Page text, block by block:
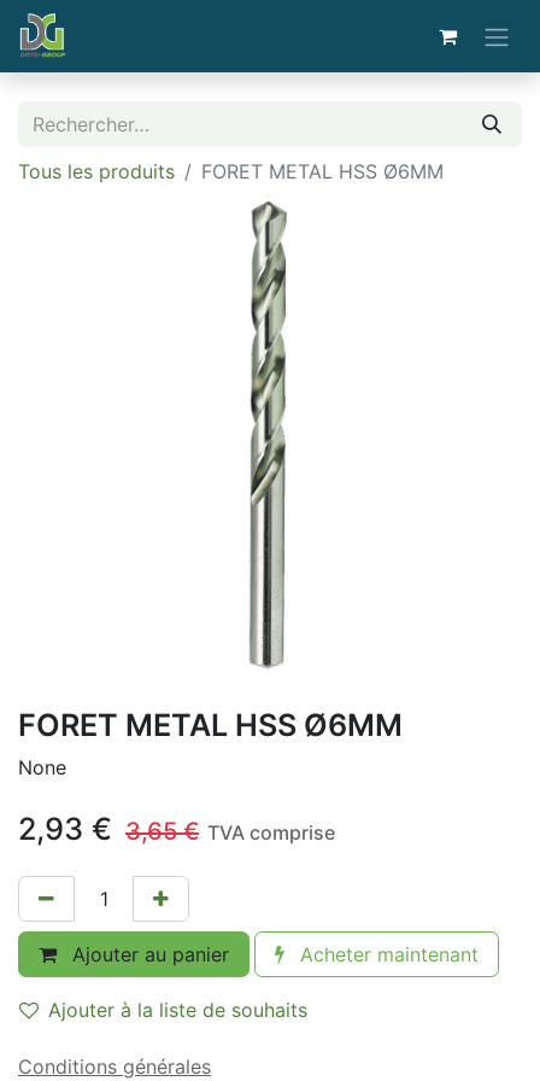
Tous les produits FORET METAL HSS Ø6MM
FORET METAL HSS Ø6MM
None
2,93 € 3,65€ TVA comprise
Ajouter au panier Acheter maintenant
Ajouter à la liste de souhaits
Conditions générales